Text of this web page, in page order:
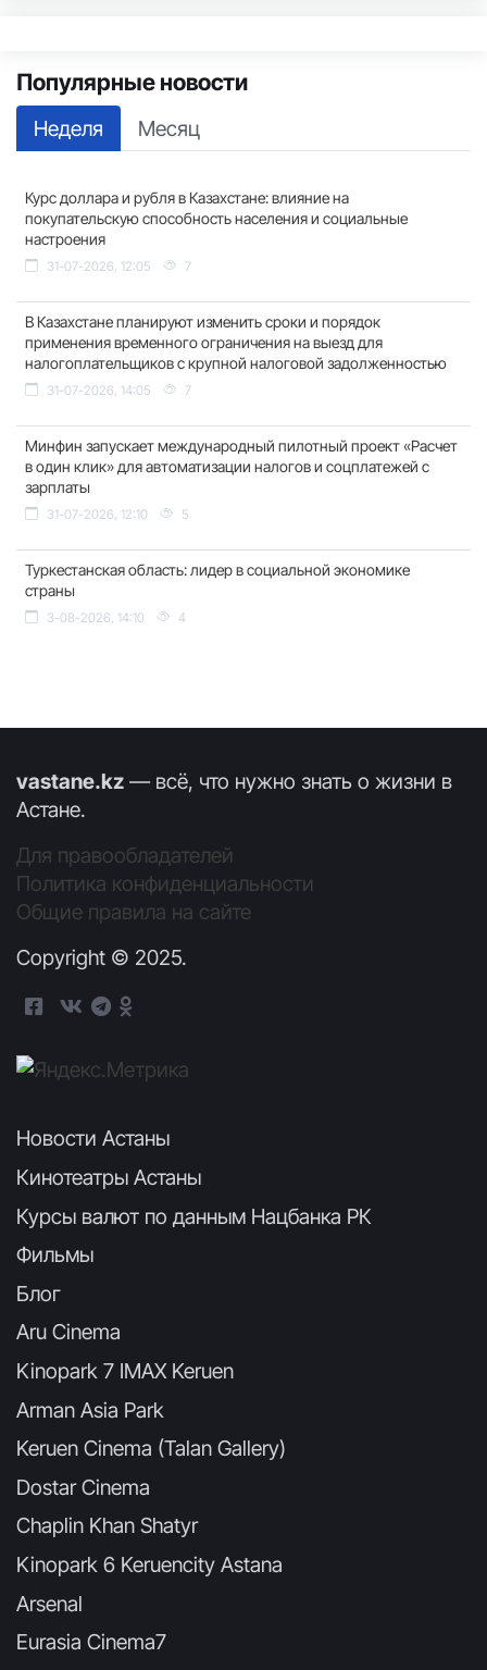
Популярные новости
Неделя Месяц
Курс доллара и рубля в Казахстане: влияние на
покупательскую способность населения и социальные
настроения
31-07-2026, 12:05 7
В Казахстане планируют изменить сроки и порядок
применения временного ограничения на выезд для
налогоплательщиков с крупной налоговой задолженностью
31-07-2026, 14:05 7
Минфин запускает международный пилотный проект «Расчет
в один клик» для автоматизации налогов и соцплатежей с
зарплаты
31-07-2026, 12:10 5
Туркестанская область: лидер в социальной экономике
страны
3-08-2026, 14:10 4
vastane.kz — всё, что нужно знать о жизни в
Астане.
Для правообладателей
Политика конфиденциальности
Общие правила на сайте
Copyright © 2025.
Новости Астаны
Кинотеатры Астаны
Курсы валют по данным Нацбанка РК
Фильмы
Блог
Aru Cinema
Kinopark 7 IMAX Keruen
Arman Asia Park
Keruen Cinema (Talan Gallery)
Dostar Cinema
Chaplin Khan Shatyr
Kinopark 6 Keruencity Astana
Arsenal
Eurasia Cinema7